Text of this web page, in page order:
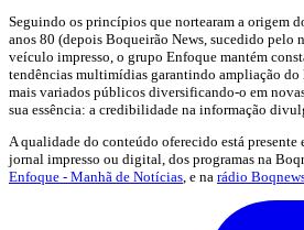
Seguindo os princípios que nortearam a origem
anos 80 (depois Boqueirão News, sucedido pelo
veículo impresso, o grupo Enfoque mantém
tendências multimídias garantindo ampliação do
mais variados públicos diversificando-o em
sua essência: a credibilidade na informação
A qualidade do conteúdo oferecido está presente
jornal impresso ou digital, dos programas na
Enfoque - Manhã de Notícias , e na rádio